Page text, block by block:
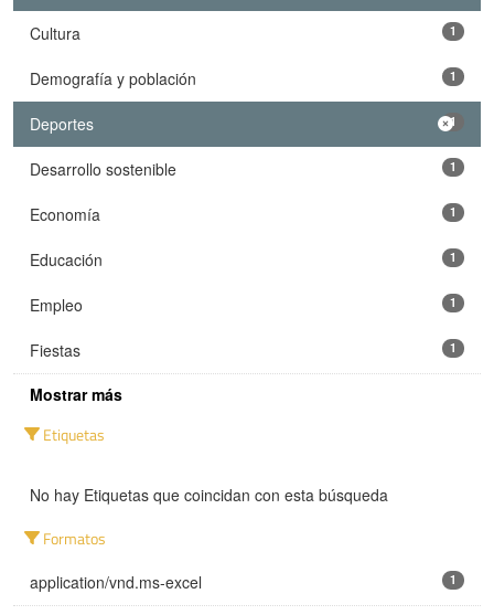
Cultura 1
Demografía y población 1
Deportes 1
Desarrollo sostenible 1
Economía 1
Educación 1
Empleo 1
Fiestas 1
Mostrar más
Etiquetas
No hay Etiquetas que coincidan con esta búsqueda
Formatos
application/vnd.ms-excel 1